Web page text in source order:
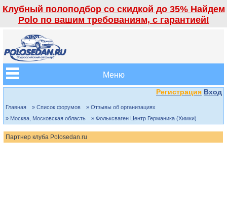
Клубный полоподбор со скидкой до 35% Найдем
Polo по вашим требованиям, с гарантией!
Меню
Регистрация Вход
Главная » Список форумов
» Отзывы об организациях
» Москва, Московская область
» Фольксваген Центр Германика (Химки)
Партнер клуба Polosedan.ru